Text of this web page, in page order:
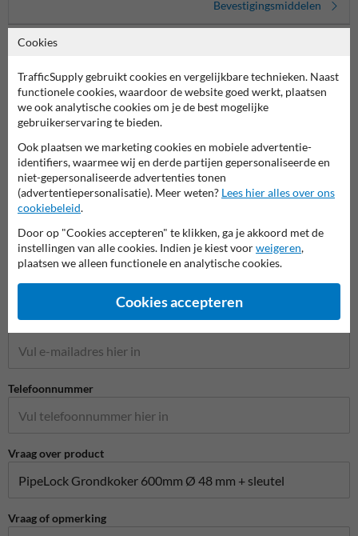
Bevestigingsmiddelen
Stel je vraag aan Scheepvaartbord.nl
Naam*
Bedrijfsnaam
E-mailadres*
Telefoonnummer
Vraag over product
Vraag of opmerking
Cookies
TrafficSupply gebruikt cookies en vergelijkbare technieken. Naast
functionele cookies, waardoor de website goed werkt, plaatsen
we ook analytische cookies om je de best mogelijke
gebruikerservaring te bieden.
Ook plaatsen we marketing cookies en mobiele advertentie-
identifiers, waarmee wij en derde partijen gepersonaliseerde en
niet-gepersonaliseerde advertenties tonen
(advertentiepersonalisatie). Meer weten? Lees hier alles over ons
cookiebeleid.
Door op "Cookies accepteren" te klikken, ga je akkoord met de
instellingen van alle cookies. Indien je kiest voorweigeren,
plaatsen we alleen functionele en analytische cookies.
Cookies accepteren